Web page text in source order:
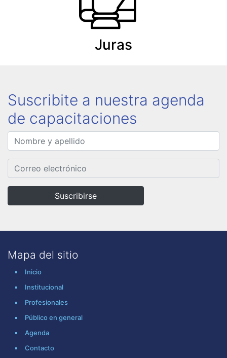
Juras
Suscribite a nuestra agenda
de capacitaciones
Mapa del sitio
Inicio
Institucional
Profesionales
Público en general
Agenda
Contacto